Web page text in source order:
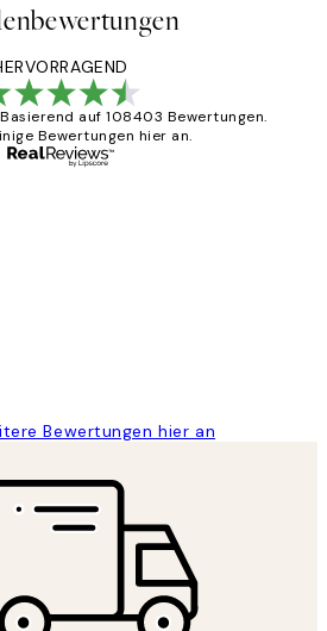
Basierend auf 108403 Bewertungen.
Bewertungen hier an.
Bewertungen hier an